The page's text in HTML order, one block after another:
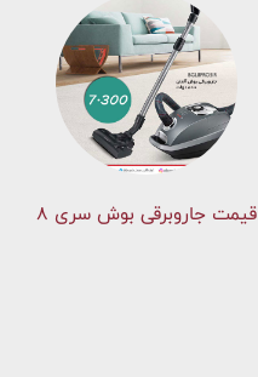
قیمت جاروبرقی بوش سری ۸